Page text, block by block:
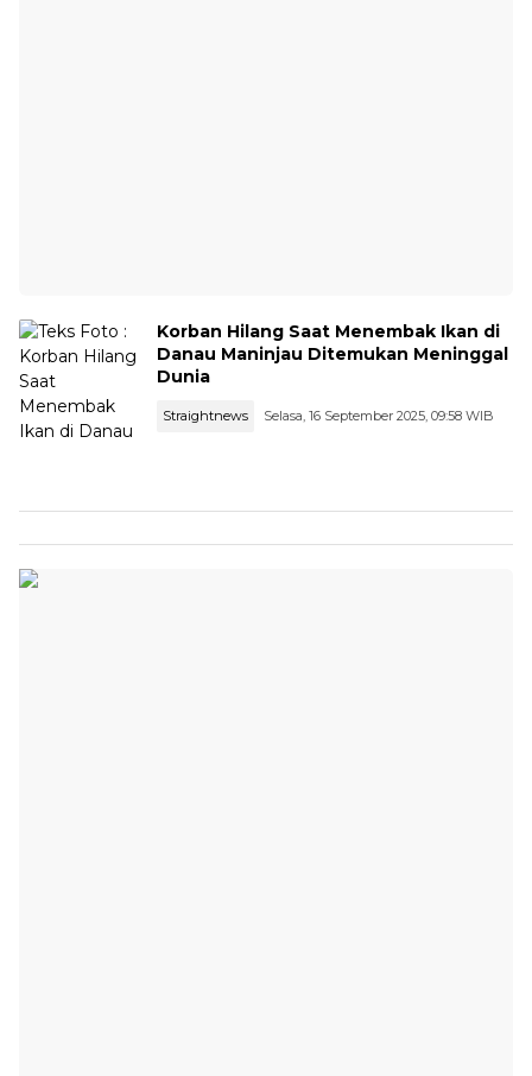
Korban Hilang Saat Menembak Ikan di
Danau Maninjau Ditemukan Meninggal
Dunia
Straightnews Selasa, 16 September 2025, 09:58 WIB